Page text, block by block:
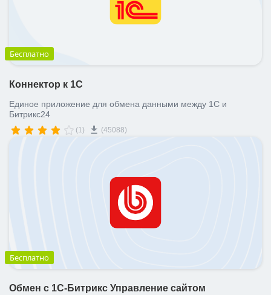
Бесплатно
Коннектор к 1С
Единое приложение для обмена данными между 1С и
Битрикс24
(1) (45088)
Бесплатно
Обмен с 1С-Битрикс Управление сайтом